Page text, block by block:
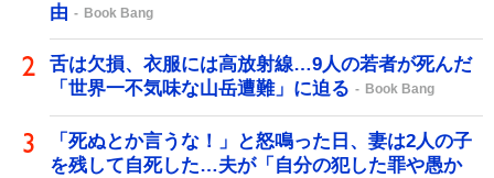
由
Book Bang
舌は欠損、衣服には高放射線…9人の若者が死んだ
「世界一不気味な山岳遭難」に迫る
Book Bang
「死ぬとか言うな！」と怒鳴った日、妻は2人の子
を残して自死した…夫が「自分の犯した罪や愚か